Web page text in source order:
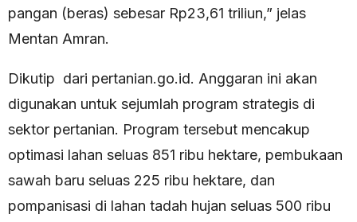
pangan (beras) sebesar Rp23,61 triliun,” jelas
Mentan Amran.
Dikutip dari pertanian.go.id. Anggaran ini akan
digunakan untuk sejumlah program strategis di
sektor pertanian. Program tersebut mencakup
optimasi lahan seluas 851 ribu hektare, pembukaan
sawah baru seluas 225 ribu hektare, dan
pompanisasi di lahan tadah hujan seluas 500 ribu